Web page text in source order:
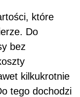
które
Do
bez
kilkukrotnie
tego dochodzi